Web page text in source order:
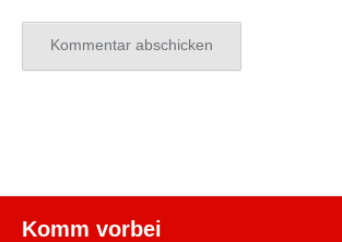
Komm vorbei